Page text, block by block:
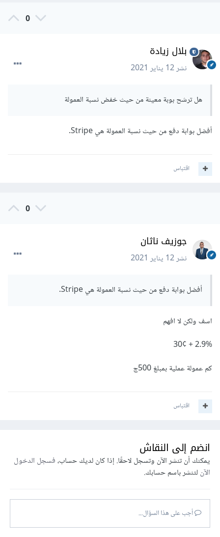
0
بلال زيادة
نشر12 يناير 2021
هل ترشح بوبة معينة من حيث خفض نسبة العمولة
أفضل بوابة دفع من حيث نسبة العمولة هي Stripe.
اقتباس
0
جوزيف ناثان
نشر12 يناير 2021
أفضل بوابة دفع من حيث نسبة العمولة هي Stripe.
اسف ولكن لا افهم
2.9% + 30¢
كم عمولة عملية بمبلغ 500ج
اقتباس
انضم إلى النقاش
يمكنك أن تنشر الآن وتسجل لاحقًا. إذا كان لديك حساب،فسجل الدخول
الآنلتنشر باسم حسابك.
أجب على هذا السؤال...